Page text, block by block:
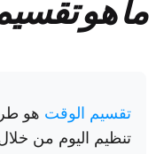
ما هو
تقسيم الوقت هو
تنظيم اليوم من